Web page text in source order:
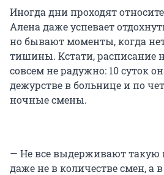
Иногда дни проходят
Алена даже успевает
но бывают моменты, когда
тишины. Кстати, расписание
совсем не радужно: 10 суток
дежурстве в больнице и по
ночные смены.
— Не все выдерживают такую
даже не в количестве смен, а